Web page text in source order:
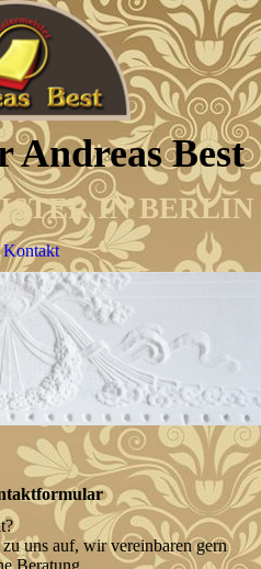
Andreas Best
IN BERLIN
Kontakt
uns auf, wir vereinbaren gern